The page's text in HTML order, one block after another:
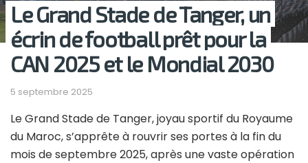
Le Grand Stade de Tanger, un
écrin de football prêt pour la
CAN 2025 et le Mondial 2030
5 septembre 2025
Le Grand Stade de Tanger, joyau sportif du Royaume
du Maroc, s’apprête à rouvrir ses portes à la fin du
mois de septembre 2025, après une vaste opération